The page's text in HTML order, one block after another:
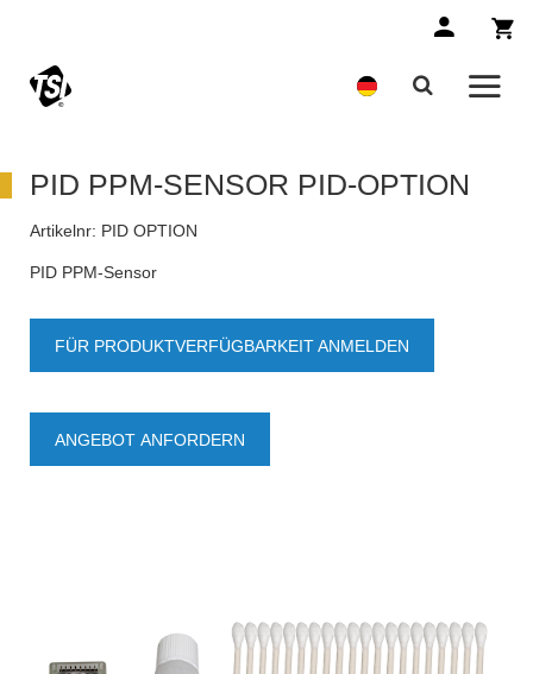
PID PPM-SENSOR PID-OPTION
Artikelnr: PID OPTION
PID PPM-Sensor
FÜR PRODUKTVERFÜGBARKEIT ANMELDEN
ANGEBOT ANFORDERN